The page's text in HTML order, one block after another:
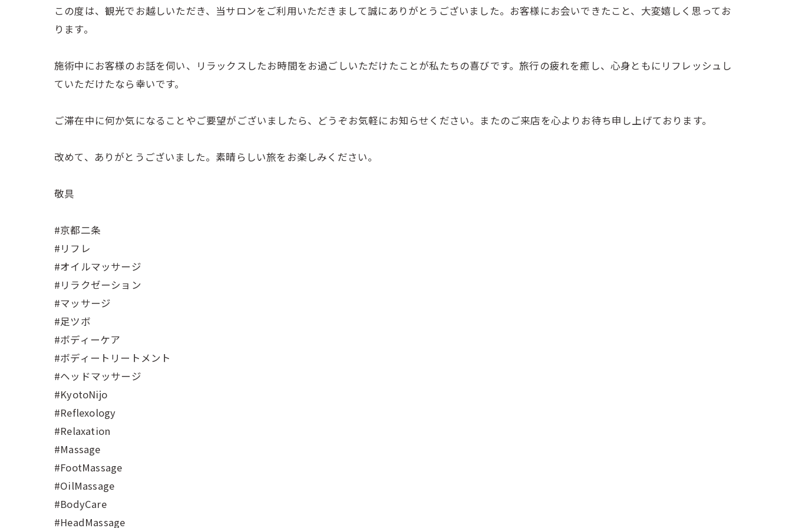
この度は、観光でお越しいただき、当サロンをご利用いただきまして誠にありがとうございました。お客様にお会いできたこと、大変嬉しく思ってお
ります。
施術中にお客様のお話を伺い、リラックスしたお時間をお過ごしいただけたことが私たちの喜びです。旅行の疲れを癒し、心身ともにリフレッシュし
ていただけたなら幸いです。
ご滞在中に何か気になることやご要望がございましたら、どうぞお気軽にお知らせください。またのご来店を心よりお待ち申し上げております。
改めて、ありがとうございました。素晴らしい旅をお楽しみください。
敬具
#京都二条
#リフレ
#オイルマッサージ
#リラクゼーション
#マッサージ
#足ツボ
#ボディーケア
#ボディートリートメント
#ヘッドマッサージ
#KyotoNijo
#Reflexology
#Relaxation
#Massage
#FootMassage
#OilMassage
#BodyCare
#HeadMassage